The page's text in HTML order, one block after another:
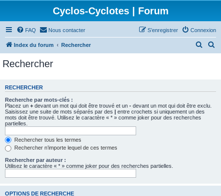
Cyclos-Cyclotes | Forum
FAQ Nous contacter Connexion
S’enregistrer
Index du forum Rechercher
e
e
r
c
Rechercher
RECHERCHER
Recherche par mots-clés :
Placez un + devant un mot qui doit être trouvé et un - devant un mot qui doit être exclu.
Saisissez une suite de mots séparés par des | entre crochets si uniquement un des
mots doit être trouvé. Utilisez le caractère « * » comme joker pour des recherches
partielles.
Rechercher tous les termes
Rechercher n’importe lequel de ces termes
Rechercher par auteur :
Utilisez le caractère « * » comme joker pour des recherches partielles.
OPTIONS DE RECHERCHE